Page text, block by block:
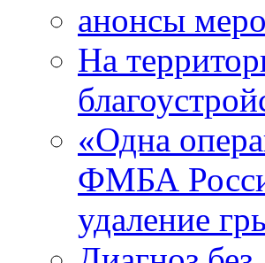
анонсы
На
«Одна
ФМБА
удаление